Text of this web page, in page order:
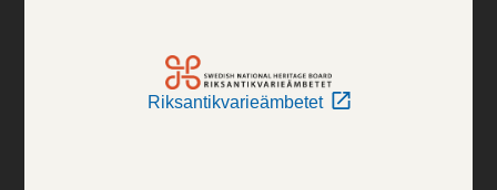
Riksantikvarieämbetet